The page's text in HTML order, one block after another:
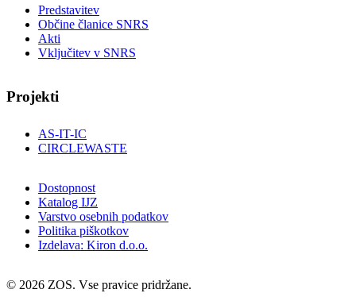
Predstavitev
Občine članice SNRS
Akti
Vključitev v SNRS
Projekti
AS-IT-IC
CIRCLEWASTE
© 2026 ZOS. Vse pravice pridržane.
Dostopnost
Katalog IJZ
Varstvo osebnih podatkov
Politika piškotkov
Izdelava: Kiron d.o.o.